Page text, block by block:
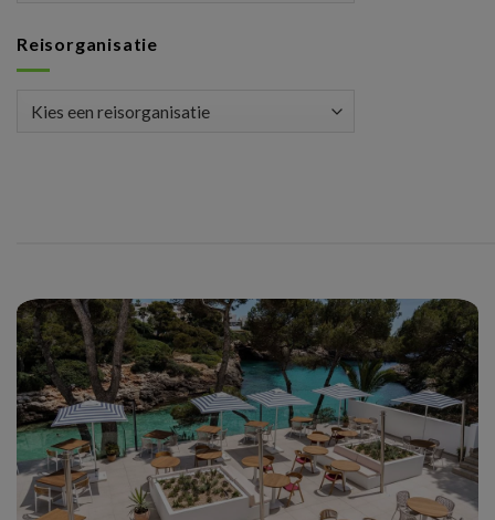
Reisorganisatie